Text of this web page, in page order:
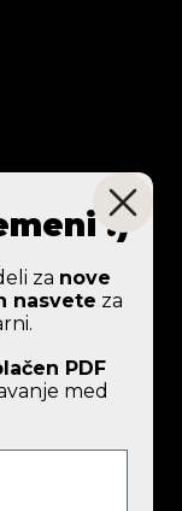
:)
za nove
nasvete za
PDF
med